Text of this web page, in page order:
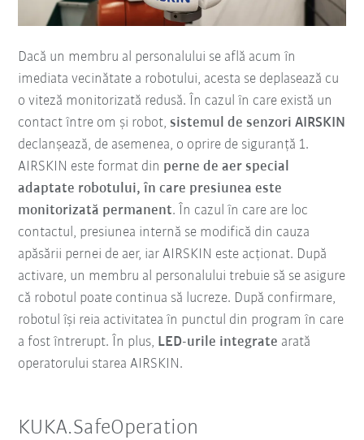
Dacă un membru al personalului se află acum în
imediata vecinătate a robotului, acesta se deplasează cu
o viteză monitorizată redusă. În cazul în care există un
contact între om și robot,sistemul de senzori AIRSKIN
declanșează, de asemenea, o oprire de siguranță 1.
AIRSKIN este format din perne de aer special
adaptate robotului, în care presiunea este
monitorizată permanent. În cazul în care are loc
contactul, presiunea internă se modifică din cauza
apăsării pernei de aer, iar AIRSKIN este acționat. După
activare, un membru al personalului trebuie să se asigure
că robotul poate continua să lucreze. După confirmare,
robotul își reia activitatea în punctul din program în care
a fost întrerupt. În plus, LED-urile integrate arată
operatorului starea AIRSKIN.
KUKA.SafeOperation